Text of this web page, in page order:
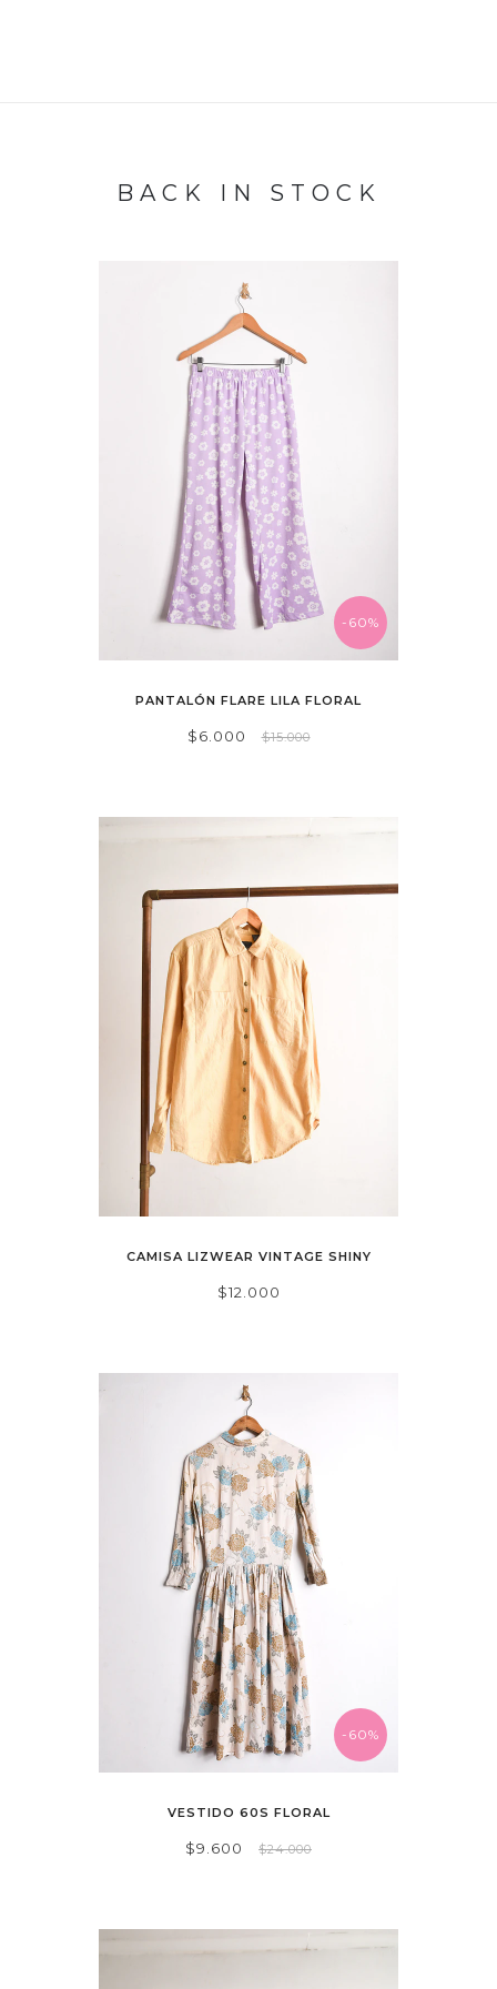
BACK IN STOCK
-60%
PANTALÓN FLARE LILA FLORAL
$6.000 $15.000
CAMISA LIZWEAR VINTAGE SHINY
$12.000
-60%
VESTIDO 60S FLORAL
$9.600 $24.000